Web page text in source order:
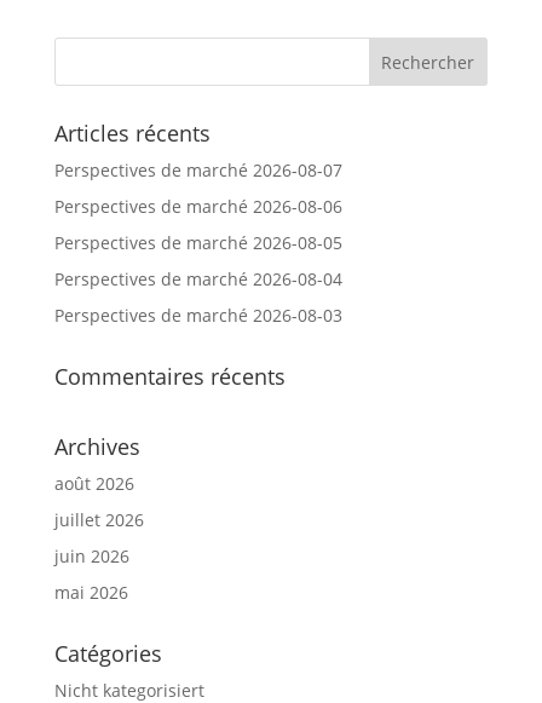
Articles récents
Perspectives de marché 2026-08-07
Perspectives de marché 2026-08-06
Perspectives de marché 2026-08-05
Perspectives de marché 2026-08-04
Perspectives de marché 2026-08-03
Commentaires récents
Archives
août 2026
juillet 2026
juin 2026
mai 2026
Catégories
Nicht kategorisiert